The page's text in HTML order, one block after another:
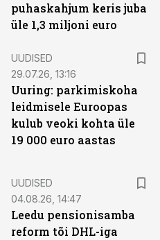
puhaskahjum keris juba
üle 1,3 miljoni euro
UUDISED
29.07.26, 13:16
Uuring: parkimiskoha
leidmisele Euroopas
kulub veoki kohta üle
19 000 euro aastas
UUDISED
04.08.26, 14:47
Leedu pensionisamba
reform tõi DHL-iga